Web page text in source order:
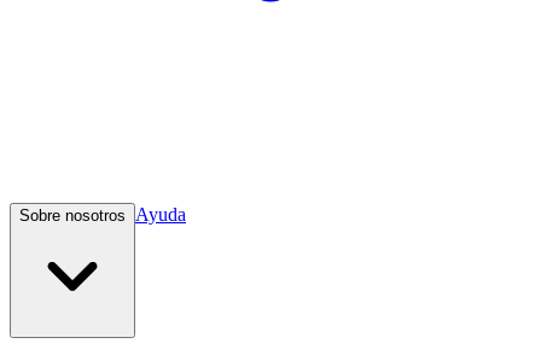
Sobre nosotros Ayuda